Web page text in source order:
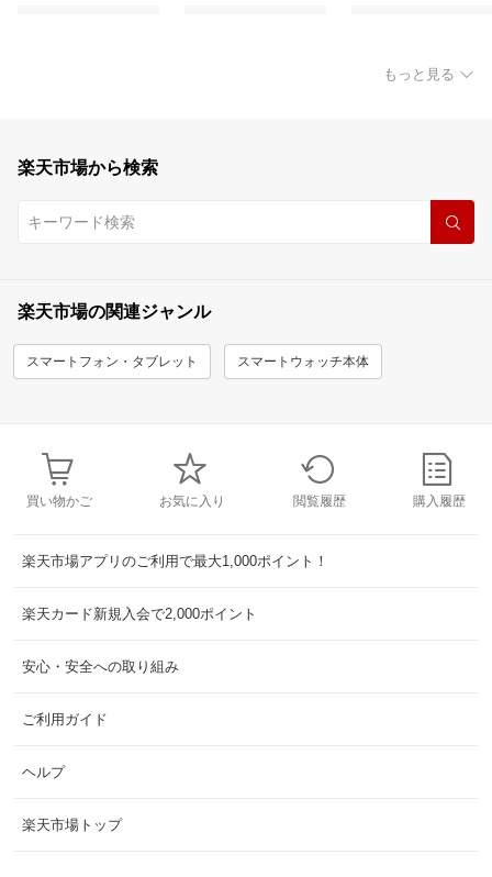
もっと見る
楽天市場から検索
楽天市場の関連ジャンル
スマートフォン・タブレット スマートウォッチ本体
買い物かご お気に入り 閲覧履歴 購入履歴
楽天市場アプリのご利用で最大1,000ポイント！
楽天カード新規入会で2,000ポイント
安心・安全への取り組み
ご利用ガイド
ヘルプ
楽天市場トップ